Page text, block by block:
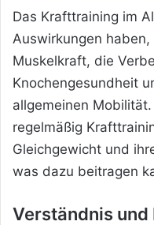
Das Krafttraining im
Auswirkungen
Muskelkraft, die
Knochengesundheit
allgemeinen
regelmäßig
Gleichgewicht und
was dazu beitragen
Verständnis